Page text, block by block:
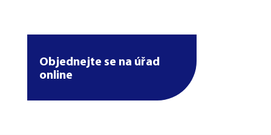
Objednejte se na úřad
online